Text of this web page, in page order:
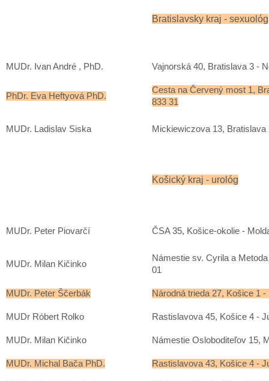
Bratislavsky kraj - sexuológ
MUDr. Ivan André , PhD. Vajnorská 40, Bratislava 3 -
PhDr. Eva Heftyová PhD.
Cesta na Červený most 1,
833 31
MUDr. Ladislav Siska Mickiewiczova 13,
Košický kraj - urológ
MUDr. Peter Piovarčí ČSA 35, Košice-okolie -
MUDr. Milan Kičinko
Námestie sv. Cyrila a
01
MUDr. Peter Ščerbák Národná trieda 27, Košice 1 -
MUDr Róbert Rolko Rastislavova 45, Košice 4 -
MUDr. Milan Kičinko Námestie Osloboditeľov 15,
MUDr. Michal Bača PhD. Rastislavova 43, Košice 4 -